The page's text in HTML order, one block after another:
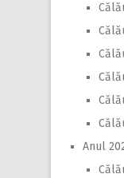
Anul